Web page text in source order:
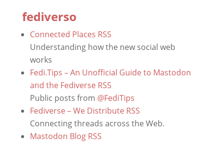
fediverso
Connected Places RSS
Understanding how the new social web
works
Fedi.Tips – An Unofficial Guide to Mastodon
and the Fediverse RSS
Public posts from @FediTips
Fediverse – We Distribute RSS
Connecting threads across the Web.
Mastodon Blog RSS